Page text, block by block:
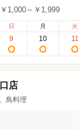
￥1,000～￥1,999
日
9
月
10
火
11
店
鳥料理